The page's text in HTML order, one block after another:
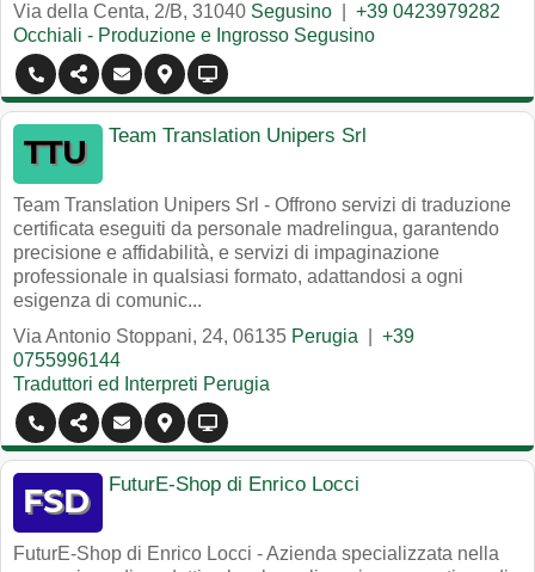
Via della Centa, 2/B, 31040 Segusino
+39 0423979282
Occhiali - Produzione e Ingrosso Segusino
Team Translation Unipers Srl
Team Translation Unipers Srl - Offrono servizi di traduzione
certificata eseguiti da personale madrelingua, garantendo
precisione e affidabilità, e servizi di impaginazione
professionale in qualsiasi formato, adattandosi a ogni
esigenza di comunic...
Via Antonio Stoppani, 24, 06135 Perugia
+39
0755996144
Traduttori ed Interpreti Perugia
FuturE-Shop di Enrico Locci
FuturE-Shop di Enrico Locci - Azienda specializzata nella